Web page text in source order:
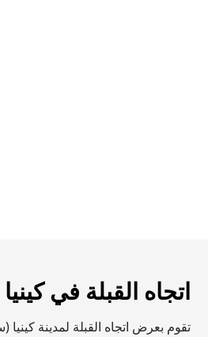
اتجاه القبلة في كينيا
تقوم بعرض اتجاه القبلة لمدينة كينيا